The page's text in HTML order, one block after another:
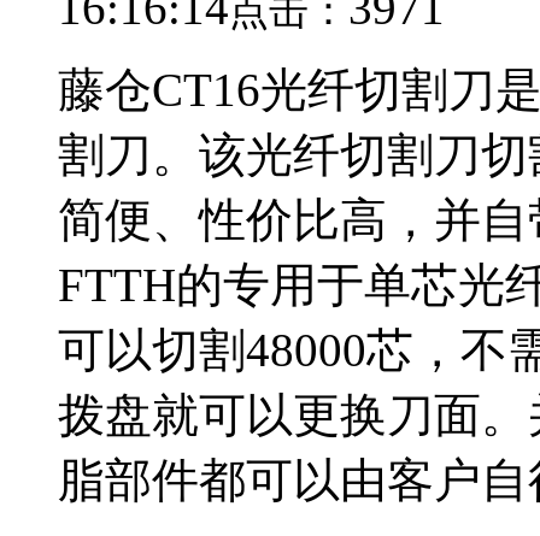
点击：
藤仓CT16光纤切割刀
割刀。该光纤切割刀
简便、性价比高，并
FTTH的专用于单芯光
可以切割48000芯，不
拨盘就可以更换刀面
脂部件都可以由客户